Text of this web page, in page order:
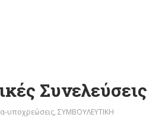
Συνελεύσεις
υποχρεώσεις, ΣΥΜΒΟΥΛΕΥΤΙΚΗ